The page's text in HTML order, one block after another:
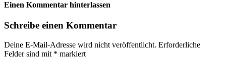
Einen Kommentar hinterlassen
Schreibe einen Kommentar
Deine E-Mail-Adresse wird nicht veröffentlicht. Erforderliche
Felder sind mit * markiert